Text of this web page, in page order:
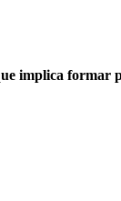
implica formar